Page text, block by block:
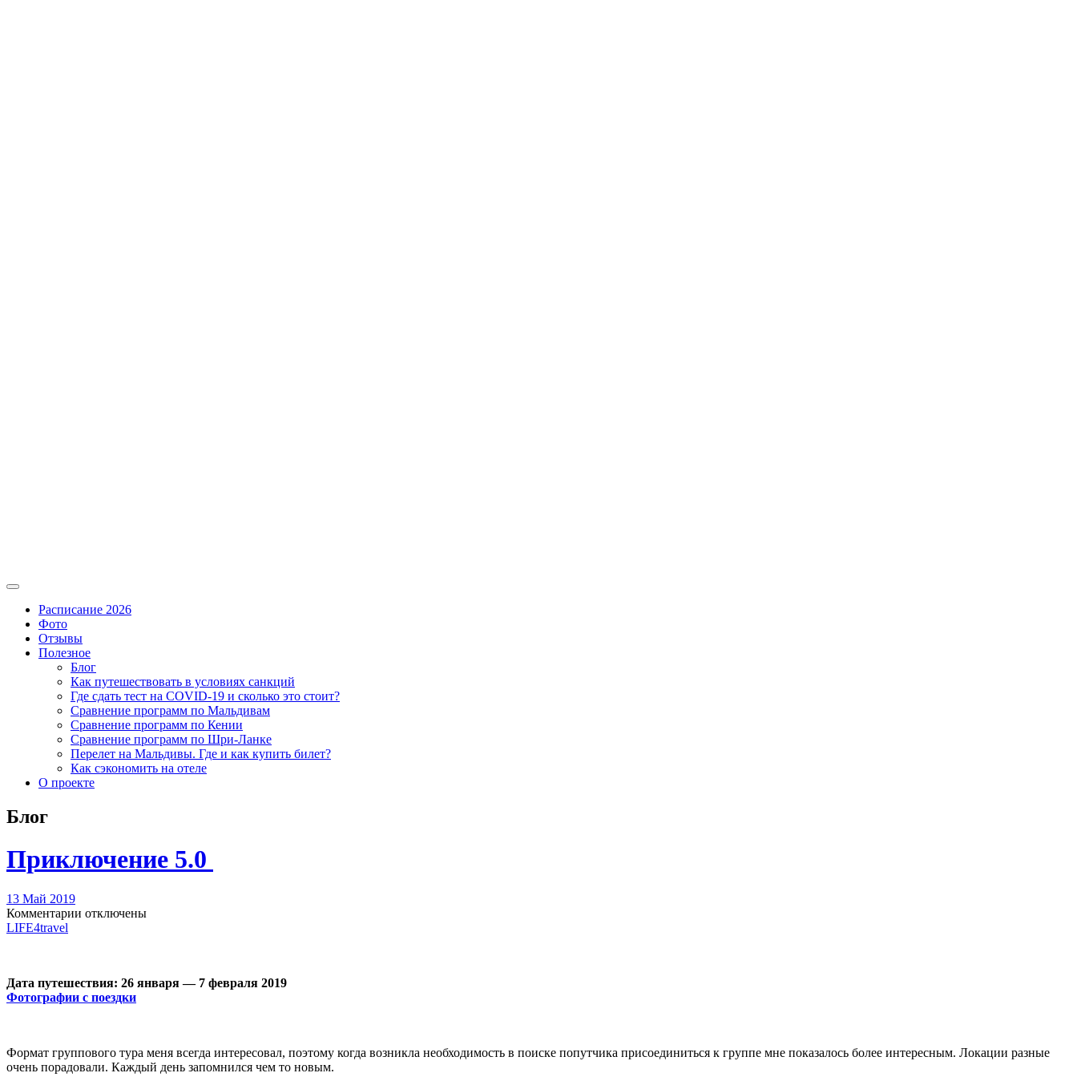
Расписание 2026
Фото
Отзывы
Полезное
Блог
Как путешествовать в условиях санкций
Где сдать тест на COVID-19 и сколько это стоит?
Сравнение программ по Мальдивам
Сравнение программ по Кении
Сравнение программ по Шри-Ланке
Перелет на Мальдивы. Где и как купить билет?
Как сэкономить на отеле
О проекте
Блог
Приключение 5.0
13 Май 2019
Комментарии отключены
LIFE4travel
Дата путешествия: 26 января — 7 февраля 2019
Фотографии с поездки
Формат группового тура меня всегда интересовал, поэтому когда возникла необходимость в поиске попутчика присоединиться к группе мне показалось более интересным. Локации разные
очень порадовали. Каждый день запомнился чем то новым.